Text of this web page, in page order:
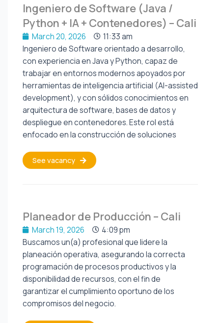
Ingeniero de Software (Java /
Python + IA + Contenedores) – Cali
March 20, 2026
11:33 am
Ingeniero de Software orientado a desarrollo,
con experiencia en Java y Python, capaz de
trabajar en entornos modernos apoyados por
herramientas de inteligencia artificial (AI-assisted
development), y con sólidos conocimientos en
arquitectura de software, bases de datos y
despliegue en contenedores. Este rol está
enfocado en la construcción de soluciones
See vacancy
Planeador de Producción – Cali
March 19, 2026
4:09 pm
Buscamos un(a) profesional que lidere la
planeación operativa, asegurando la correcta
programación de procesos productivos y la
disponibilidad de recursos, con el fin de
garantizar el cumplimiento oportuno de los
compromisos del negocio.